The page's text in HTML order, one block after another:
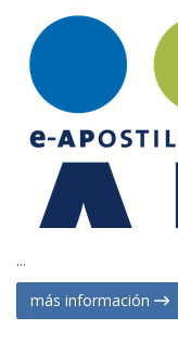
...
más información